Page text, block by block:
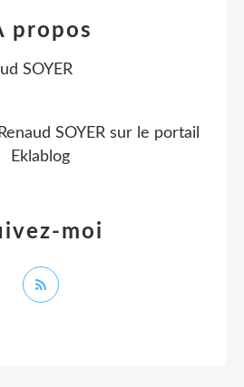
moi
propos
Renaud SOYER sur le portail
Eklablog